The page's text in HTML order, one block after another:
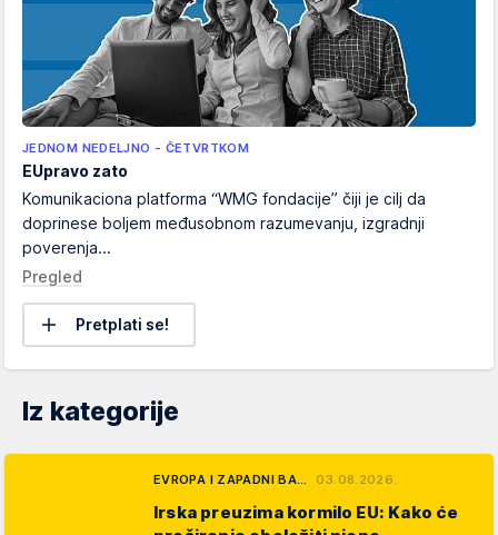
JEDNOM NEDELJNO - ČETVRTKOM
EUpravo zato
Komunikaciona platforma “WMG fondacije” čiji je cilj da
doprinese boljem međusobnom razumevanju, izgradnji
poverenja...
Pregled
Pretplati se!
Iz kategorije
EVROPA I ZAPADNI BA… 03.08.2026.
Irska preuzima kormilo EU: Kako će